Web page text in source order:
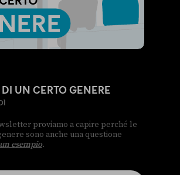
UN CERTO GENERE
proviamo a capire perché le
sono anche una questione
esempio.